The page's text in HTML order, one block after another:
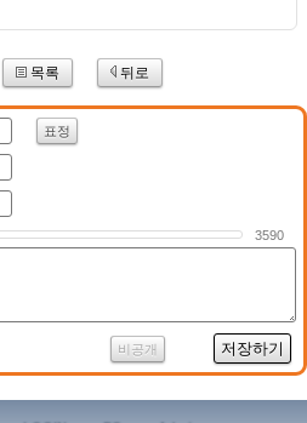
목록 뒤로
표정
3590
비공개 저장하기